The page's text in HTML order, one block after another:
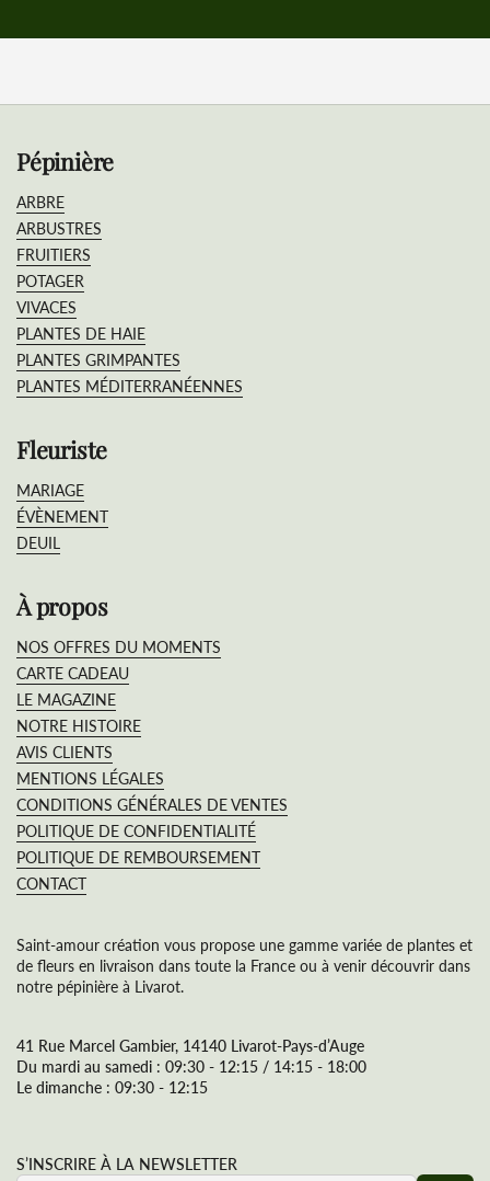
Pépinière
ARBRE
ARBUSTRES
FRUITIERS
POTAGER
VIVACES
PLANTES DE HAIE
PLANTES GRIMPANTES
PLANTES MÉDITERRANÉENNES
Fleuriste
MARIAGE
ÉVÈNEMENT
DEUIL
À propos
NOS OFFRES DU MOMENTS
CARTE CADEAU
LE MAGAZINE
NOTRE HISTOIRE
AVIS CLIENTS
MENTIONS LÉGALES
CONDITIONS GÉNÉRALES DE VENTES
POLITIQUE DE CONFIDENTIALITÉ
POLITIQUE DE REMBOURSEMENT
CONTACT
Saint-amour création vous propose une gamme variée de plantes et
de fleurs en livraison dans toute la France ou à venir découvrir dans
notre pépinière à Livarot.
41 Rue Marcel Gambier, 14140 Livarot-Pays-d’Auge
Du mardi au samedi : 09:30 - 12:15 / 14:15 - 18:00
Le dimanche : 09:30 - 12:15
S’INSCRIRE À LA NEWSLETTER